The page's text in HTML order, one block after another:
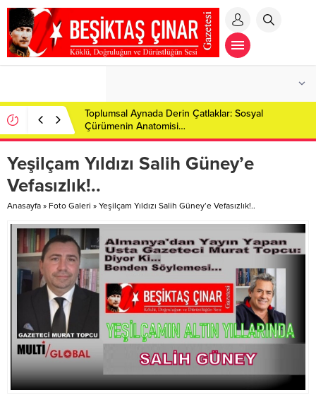
Toplumsal Aynada Derin Çatlaklar: Sosyal
Çürümenin Anatomisi…
Yeşilçam Yıldızı Salih Güney’e
Vefasızlık!..
Anasayfa » Foto Galeri » Yeşilçam Yıldızı Salih Güney’e Vefasızlık!..